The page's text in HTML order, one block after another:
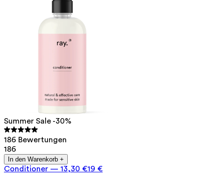
Summer Sale -30%
186 Bewertungen
186
In den Warenkorb +
Conditioner — 13,30 €19 €